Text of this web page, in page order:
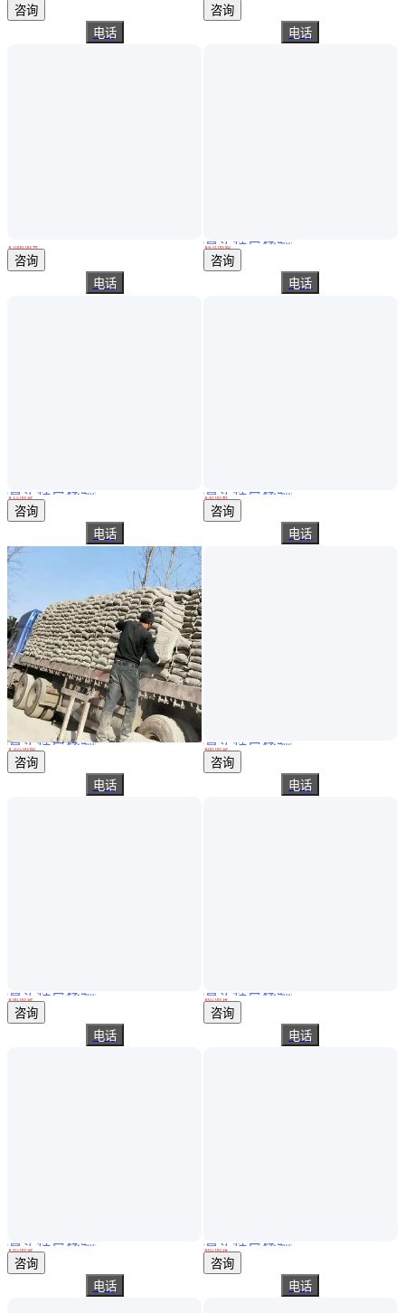
咨询
电话
￥ 1000.00/台
江苏苏州
咨询
电话
马牌金隅32.5矿渣硅酸盐水泥 灰色粉状建筑材料
真实性已核验
￥ 13.00/袋
天津
咨询
电话
32.5级灰色通用硅酸盐水泥 初凝165min 水泥细度2.2%
真实性已核验
￥ 355.00/吨
上海
咨询
电话
水泥原色地面彩色自流平水泥施工
真实性已核验
￥80.00/袋
浙江杭州
咨询
电话
诺文水泥基制品自流平25kg 耐磨耐腐蚀高强度
真实性已核验
￥85.00/袋
浙江杭州
咨询
电话
咨询
电话
水泥土木建筑工地使用强度高附着力强抗压平整
真实性已核验
￥470.00/吨
广东广州
咨询
电话
8x12水泥方柱 护栏网水泥立柱 搭建建筑材料 耐腐耐用 鑫旺
真实性已核验
￥30.00/根
山东潍坊
咨询
电话
水泥色地面装饰材料自流平水泥施工时效
真实性已核验
￥80 .00/袋
浙江杭州
咨询
电话
新庄 成品 水泥沟槽 工业砌砖注塑成型 钢筋混凝土水沟
真实性已核验
￥65 .00/块
安徽合肥
咨询
电话
新庄 人行道 水泥沟槽 道路工程排污 钢筋混凝土水沟
真实性已核验
￥65 .00/块
安徽合肥
咨询
电话